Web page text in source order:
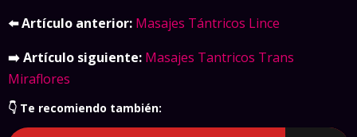
⬅️ Artículo anterior: Masajes Tántricos Lince
➡️ Artículo siguiente: Masajes Tantricos Trans
Miraflores
👇 Te recomiendo también: